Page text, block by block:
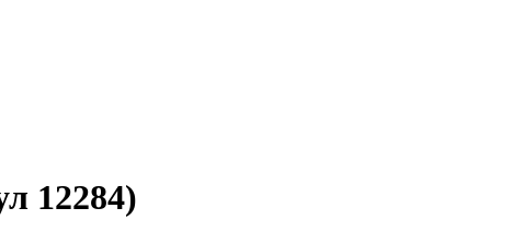
12284)